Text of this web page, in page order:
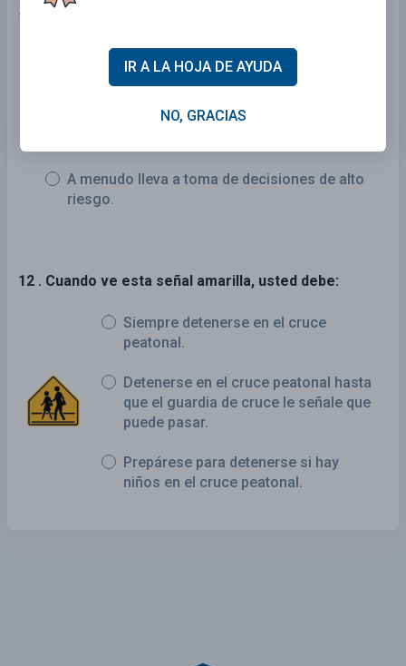
11 . La velocidad en exceso:
No incrementa las probabilidades de un
choque.
Incrementan su capacidad de reaccionar ante
A menudo lleva a toma de decisiones de alto
riesgo.
12 . Cuando ve esta señal amarilla, usted debe:
Siempre detenerse en el cruce
peatonal.
Detenerse en el cruce peatonal hasta
que el guardia de cruce le señale que
puede pasar.
Prepárese para detenerse si hay
niños en el cruce peatonal.
IR A LA HOJA DE AYUDA
NO, GRACIAS